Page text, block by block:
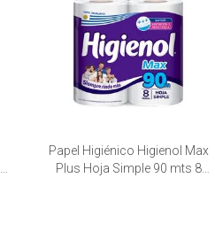
Papel Higiénico Higienol Max
Plus Hoja Simple 90 mts 8